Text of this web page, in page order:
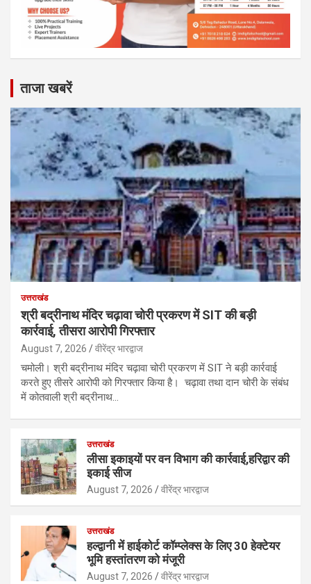
ताजा खबरें
उत्तराखंड
श्री बद्रीनाथ मंदिर चढ़ावा चोरी प्रकरण में SIT की बड़ी
कार्रवाई, तीसरा आरोपी गिरफ्तार
August 7, 2026 वीरेंद्र भारद्वाज
चमोली। श्री बद्रीनाथ मंदिर चढ़ावा चोरी प्रकरण में SIT ने बड़ी कार्रवाई
करते हुए तीसरे आरोपी को गिरफ्तार किया है। चढ़ावा तथा दान चोरी के संबंध
में कोतवाली श्री बद्रीनाथ…
उत्तराखंड
लीसा इकाइयों पर वन विभाग की कार्रवाई,हरिद्वार की
इकाई सीज
August 7, 2026 वीरेंद्र भारद्वाज
उत्तराखंड
हल्द्वानी में हाईकोर्ट कॉम्प्लेक्स के लिए 30 हेक्टेयर
भूमि हस्तांतरण को मंजूरी
August 7, 2026 वीरेंद्र भारद्वाज